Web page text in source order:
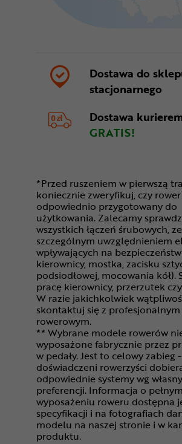
Dostawa do
stacjonarnego
Dostawa
GRATIS!
*Przed ruszeniem w pierwszą
koniecznie zweryfikuj, czy
odpowiednio przygotowany do
użytkowania. Zalecamy
wszystkich łączeń śrubowych, ze
szczególnym uwzględnieniem
wpływających na
kierownicy, mostka, zacisku
podsiodłowej, mocowania kół).
pracę kierownicy, przerzutek
W razie jakichkolwiek
skontaktuj się z profesjonalnym
rowerowym.
** Wybrane modele rowerów
wyposażone fabrycznie przez
w pedały. Jest to celowy zabieg -
doświadczeni rowerzyści
odpowiednie systemy wg
preferencji. Informacja o pełnym
wyposażeniu roweru dostępna
specyfikacji i na fotografiach
modelu na naszej stronie i w
produktu.